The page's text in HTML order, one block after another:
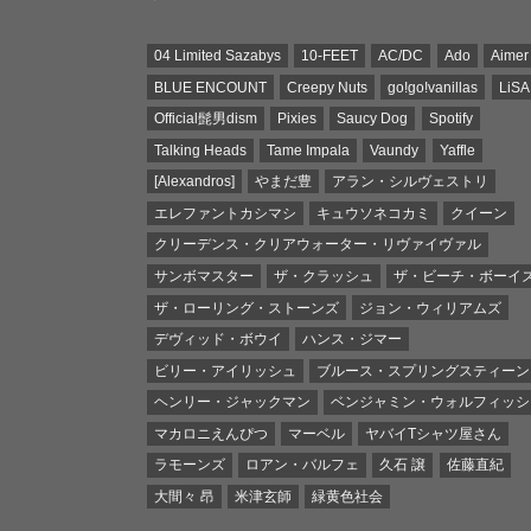
04 Limited Sazabys 10-FEET AC/DC Ado
Aimer
BLUE ENCOUNT
Creepy Nuts go!go!vanillas
LiSA
Official髭男dism
Pixies Saucy Dog
Spotify
Talking Heads
Tame Impala Vaundy
Yaffle
[Alexandros]
やまだ豊
アラン・シルヴェストリ
エレファントカシマシ
キュウソネコカミ
クイーン
クリーデンス・クリアウォーター・リヴァイヴァル
サンボマスター
ザ・クラッシュ
ザ・ビーチ・ボーイ
ザ・ローリング・ストーンズ
ジョン・ウィリアムズ
デヴィッド・ボウイ
ハンス・ジマー
ビリー・アイリッシュ
ブルース・スプリングスティーン
ヘンリー・ジャックマン
ベンジャミン・ウォルフィッ
マカロニえんぴつ
マーベル
ヤバイTシャツ屋さん
ラモーンズ
ロアン・バルフェ 久石 譲
佐藤直紀
大間々 昂
米津玄師 緑黄色社会